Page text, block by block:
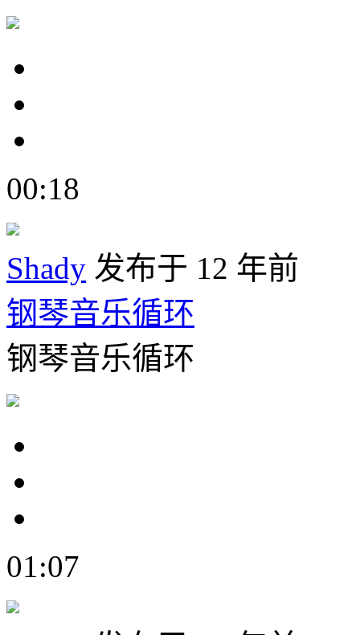
00:18
Shady 发布于 12 年前
钢琴音乐循环
钢琴音乐循环
01:07